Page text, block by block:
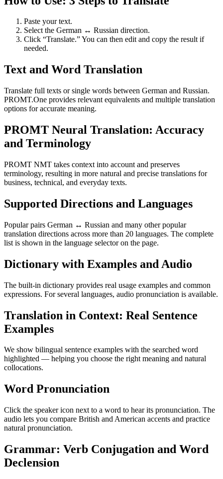
Paste your text.
Select the German ↔ Russian direction.
Click “Translate.” You can then edit and copy the result if
needed.
Text and Word Translation
Translate full texts or single words between German and Russian.
PROMT.One provides relevant equivalents and multiple translation
options for accurate meaning.
PROMT Neural Translation: Accuracy
and Terminology
PROMT NMT takes context into account and preserves
terminology, resulting in more natural and precise translations for
business, technical, and everyday texts.
Supported Directions and Languages
Popular pairs German ↔ Russian and many other popular
translation directions across more than 20 languages. The complete
list is shown in the language selector on the page.
Dictionary with Examples and Audio
The built-in dictionary provides real usage examples and common
expressions. For several languages, audio pronunciation is available.
Translation in Context: Real Sentence
Examples
We show bilingual sentence examples with the searched word
highlighted — helping you choose the right meaning and natural
collocations.
Word Pronunciation
Click the speaker icon next to a word to hear its pronunciation. The
audio lets you compare British and American accents and practice
natural pronunciation.
Grammar: Verb Conjugation and Word
Declension